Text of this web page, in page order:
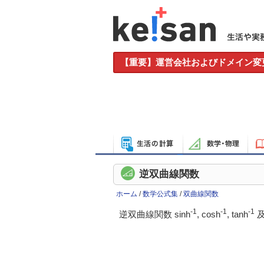
【重要】運営会社およびドメイン
逆双曲線関数
ホーム /数学公式集 /双曲線関数
逆双曲線関数 sinh-1, cosh-1, tanh-1